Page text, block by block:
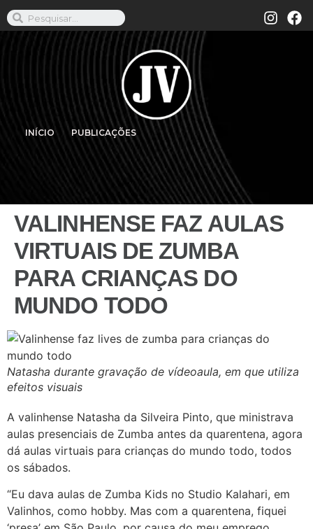
INÍCIO PUBLICAÇÕES
VALINHENSE FAZ AULAS
VIRTUAIS DE ZUMBA
PARA CRIANÇAS DO
MUNDO TODO
Natasha durante gravação de vídeoaula, em que utiliza
efeitos visuais
A valinhense Natasha da Silveira Pinto, que ministrava
aulas presenciais de Zumba antes da quarentena, agora
dá aulas virtuais para crianças do mundo todo, todos
os sábados.
“Eu dava aulas de Zumba Kids no Studio Kalahari, em
Valinhos, como hobby. Mas com a quarentena, fiquei